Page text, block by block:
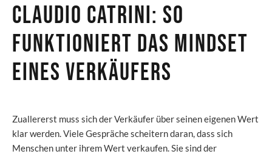
Claudio Catrini: So
funktioniert das Mindset
eines Verkäufers
Zuallererst muss sich der Verkäufer über seinen eigenen Wert
klar werden. Viele Gespräche scheitern daran, dass sich
Menschen unter ihrem Wert verkaufen. Sie sind der